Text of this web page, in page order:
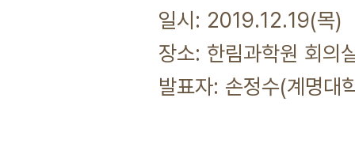
일시: 2019.12.19(목)
장소: 한림과학원 회
발표자: 손정수(계명대